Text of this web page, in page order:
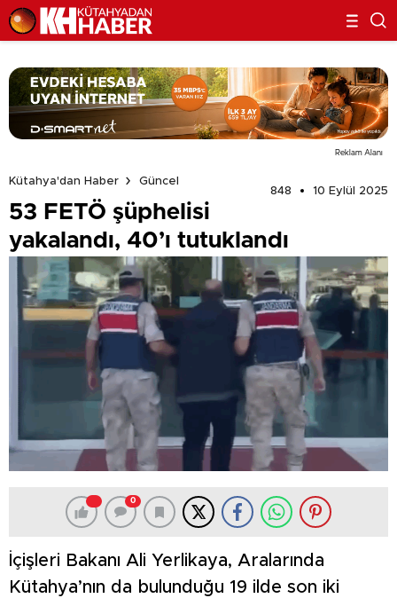
Reklam Alanı
Kütahya'dan Haber
Güncel
848
10 Eylül 2025
53 FETÖ şüphelisi
yakalandı, 40’ı tutuklandı
0
İçişleri Bakanı Ali Yerlikaya, Aralarında
Kütahya’nın da bulunduğu 19 ilde son iki